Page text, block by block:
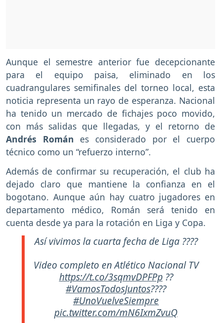
Aunque el semestre anterior fue decepcionante
para el equipo paisa, eliminado en los
cuadrangulares semifinales del torneo local, esta
noticia representa un rayo de esperanza. Nacional
ha tenido un mercado de fichajes poco movido,
con más salidas que llegadas, y el retorno de
Andrés Román es considerado por el cuerpo
técnico como un “refuerzo interno”.
Además de confirmar su recuperación, el club ha
dejado claro que mantiene la confianza en el
bogotano. Aunque aún hay cuatro jugadores en
departamento médico, Román será tenido en
cuenta desde ya para la rotación en Liga y Copa.
Así vivimos la cuarta fecha de Liga ????
Video completo en Atlético Nacional TV
https://t.co/3sqmvDPFPp??
#VamosTodosJuntos????
#UnoVuelveSiempre
pic.twitter.com/mN6IxmZvuQ